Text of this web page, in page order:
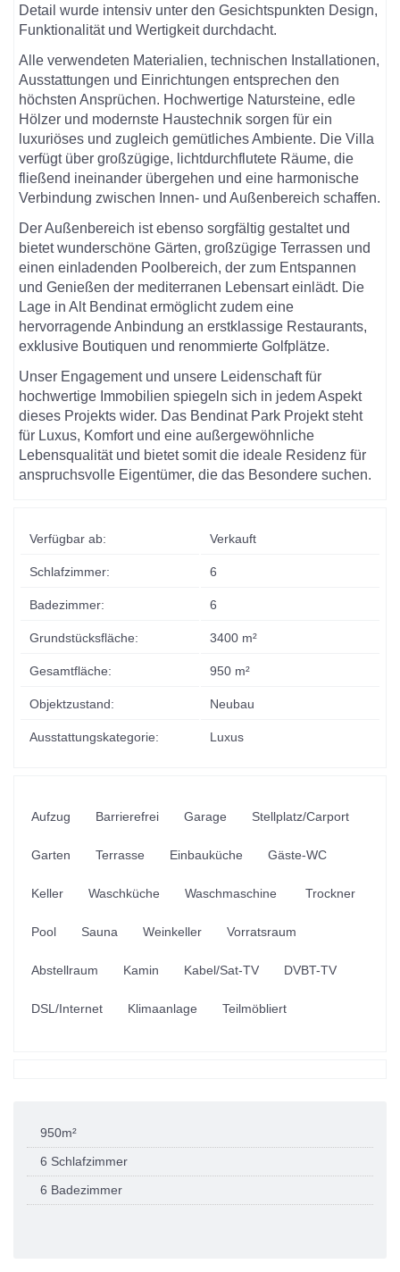
Detail wurde intensiv unter den Gesichtspunkten Design,
Funktionalität und Wertigkeit durchdacht.
Alle verwendeten Materialien, technischen Installationen,
Ausstattungen und Einrichtungen entsprechen den
höchsten Ansprüchen. Hochwertige Natursteine, edle
Hölzer und modernste Haustechnik sorgen für ein
luxuriöses und zugleich gemütliches Ambiente. Die Villa
verfügt über großzügige, lichtdurchflutete Räume, die
fließend ineinander übergehen und eine harmonische
Verbindung zwischen Innen- und Außenbereich schaffen.
Der Außenbereich ist ebenso sorgfältig gestaltet und
bietet wunderschöne Gärten, großzügige Terrassen und
einen einladenden Poolbereich, der zum Entspannen
und Genießen der mediterranen Lebensart einlädt. Die
Lage in Alt Bendinat ermöglicht zudem eine
hervorragende Anbindung an erstklassige Restaurants,
exklusive Boutiquen und renommierte Golfplätze.
Unser Engagement und unsere Leidenschaft für
hochwertige Immobilien spiegeln sich in jedem Aspekt
dieses Projekts wider. Das Bendinat Park Projekt steht
für Luxus, Komfort und eine außergewöhnliche
Lebensqualität und bietet somit die ideale Residenz für
anspruchsvolle Eigentümer, die das Besondere suchen.
Verfügbar ab: Verkauft
Schlafzimmer: 6
Badezimmer: 6
Grundstücksfläche: 3400 m²
Gesamtfläche: 950 m²
Objektzustand: Neubau
Ausstattungskategorie: Luxus
Aufzug Barrierefrei Garage Stellplatz/Carport
Garten Terrasse Einbauküche Gäste-WC
Keller Waschküche Waschmaschine Trockner
Pool Sauna Weinkeller Vorratsraum
Abstellraum Kamin Kabel/Sat-TV DVBT-TV
DSL/Internet Klimaanlage Teilmöbliert
950m²
6 Schlafzimmer
6 Badezimmer